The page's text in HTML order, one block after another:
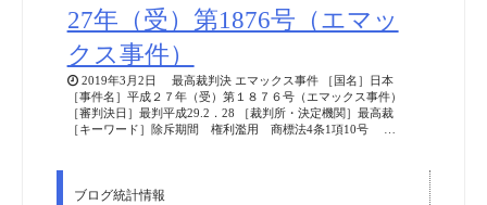
27年（受）第1876号（エマッ
クス事件）
2019年3月2日 最高裁判決 エマックス事件 ［国名］日本
［事件名］平成２７年（受）第１８７６号（エマックス事件）
［審判決日］最判平成29.2．28 ［裁判所・決定機関］最高裁
［キーワード］除斥期間 権利濫用 商標法4条1項10号 …
ブログ統計情報